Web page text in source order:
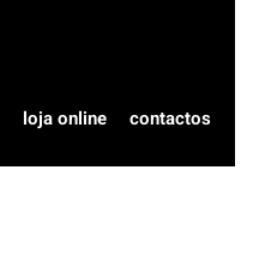
loja online contactos